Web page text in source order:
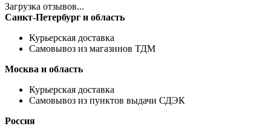
Загрузка отзывов...
Санкт-Петербург и область
Курьерская доставка
Самовывоз из магазинов ТДМ
Москва и область
Курьерская доставка
Самовывоз из пунктов выдачи СДЭК
Россия